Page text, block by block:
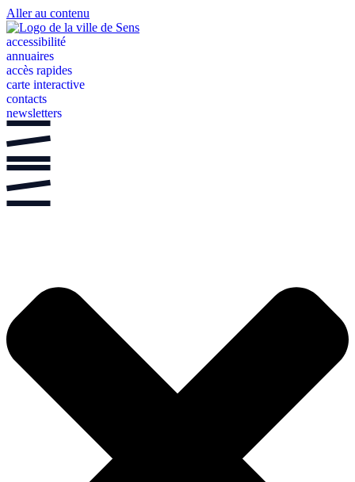
Aller au contenu
accessibilité
annuaires
accès rapides
carte interactive
contacts
newsletters